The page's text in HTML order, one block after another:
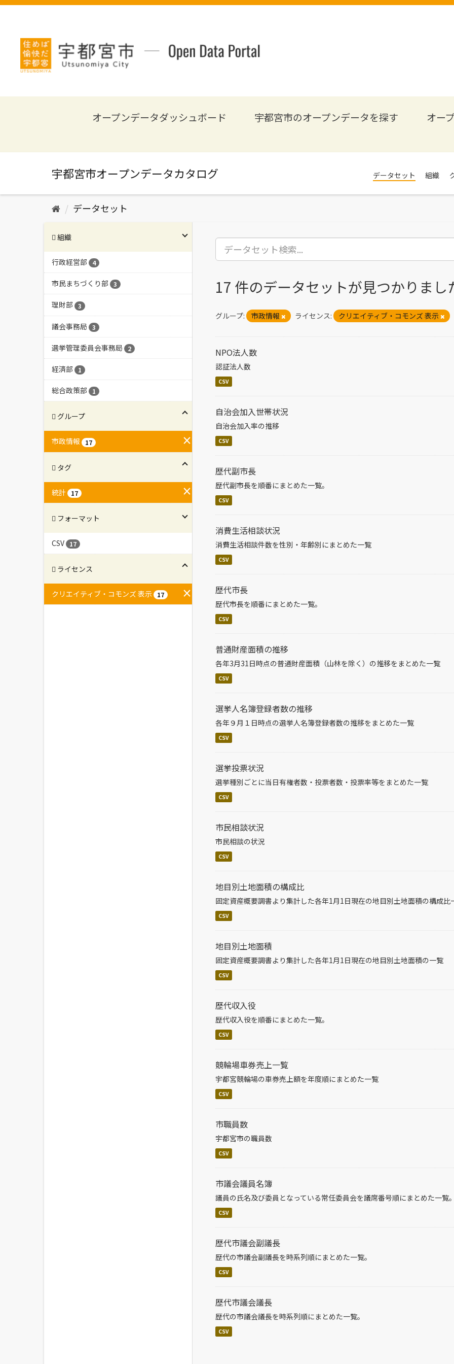
ス
オープンデータダッシュボード 宇都宮市のオープンデータを探す オー
データセット 組織
データセット
組織
行政経営部 4
市民まちづくり部 3
理財部 3
議会事務局 3
選挙管理委員会事務局 2
経済部 1
総合政策部 1
グループ
市政情報 17
タグ
統計 17
フォーマット
CSV 17
ライセンス
クリエイティブ・コモンズ 表示 17
17 件のデータセットが見つかりまし
グループ: 市政情報 ライセンス: クリエイティブ・コモンズ 表示
NPO法人数
認証法人数
CSV
自治会加入世帯状況
自治会加入率の推移
CSV
歴代副市長
歴代副市長を順番にまとめた一覧。
CSV
消費生活相談状況
消費生活相談件数を性別・年齢別にまとめた一覧
CSV
歴代市長
歴代市長を順番にまとめた一覧。
CSV
普通財産面積の推移
各年3月31日時点の普通財産面積（山林を除く）の推移をまとめた一覧
CSV
選挙人名簿登録者数の推移
各年９月１日時点の選挙人名簿登録者数の推移をまとめた一覧
CSV
選挙投票状況
選挙種別ごとに当日有権者数・投票者数・投票率等をまとめた一覧
CSV
市民相談状況
市民相談の状況
CSV
地目別土地面積の構成比
固定資産概要調書より集計した各年1月1日現在の地目別土地面積の構成比
CSV
地目別土地面積
固定資産概要調書より集計した各年1月1日現在の地目別土地面積の一覧
CSV
歴代収入役
歴代収入役を順番にまとめた一覧。
CSV
競輪場車券売上一覧
宇都宮競輪場の車券売上額を年度順にまとめた一覧
CSV
市職員数
宇都宮市の職員数
CSV
市議会議員名簿
議員の氏名及び委員となっている常任委員会を議席番号順にまとめた一覧
CSV
歴代市議会副議長
歴代の市議会副議長を時系列順にまとめた一覧。
CSV
歴代市議会議長
歴代の市議会議長を時系列順にまとめた一覧。
CSV